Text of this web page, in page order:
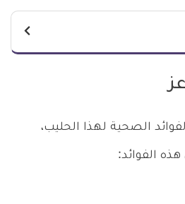
الصحية لهذا الحليب،
الفوائد: